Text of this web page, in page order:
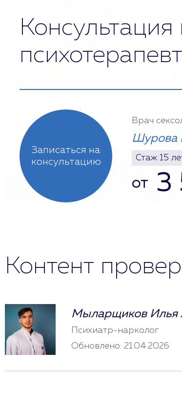
Консультация
Записаться на
консультацию
Врач
Шурова
Стаж 15
от 3
Контент
Мыларщиков Илья
Психиатр-нарколог
Обновлено: 21.04.2026